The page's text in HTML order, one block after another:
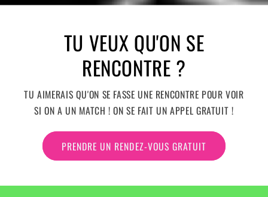
TU VEUX QU'ON SE
RENCONTRE ?
TU AIMERAIS QU'ON SE FASSE UNE RENCONTRE POUR VOIR
SI ON A UN MATCH ! ON SE FAIT UN APPEL GRATUIT !
PRENDRE UN RENDEZ-VOUS GRATUIT